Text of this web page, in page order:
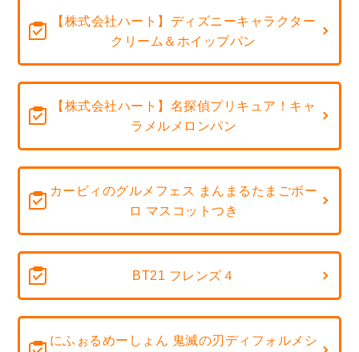
【株式会社ハート】ディズニーキャラクター
クリーム＆ホイップパン
【株式会社ハート】名探偵プリキュア！キャ
ラメルメロンパン
カービィのグルメフェス まんまるたまごボー
ロ マスコットつき
BT21 フレンズ４
にふぉるめーしょん 鬼滅の刃ディフォルメシ